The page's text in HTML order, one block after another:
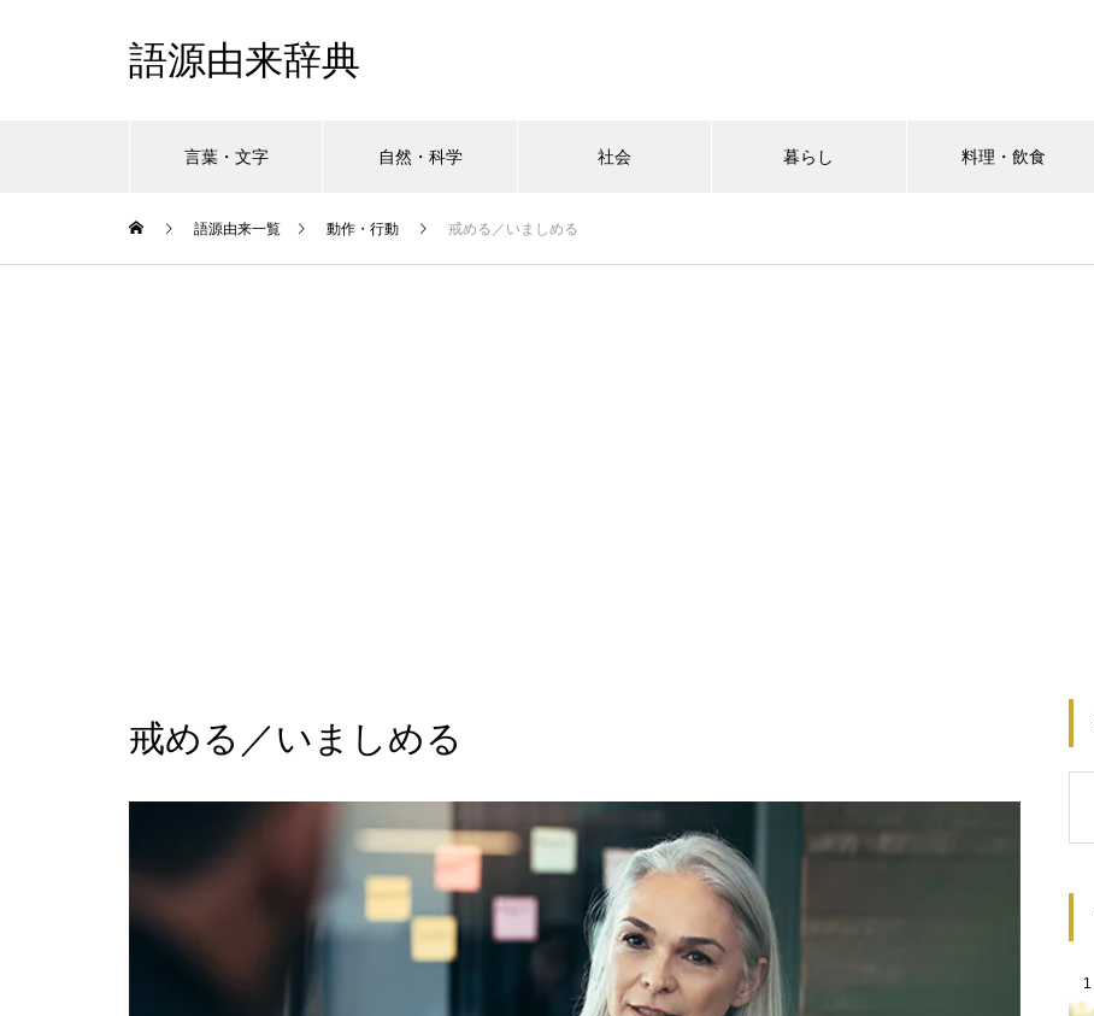
語源由来辞典
言葉・文字 自然・科学 社会 暮らし 料理・飲食
語源由来一覧 動作・行動 戒める／いましめる
戒める／いましめる
1